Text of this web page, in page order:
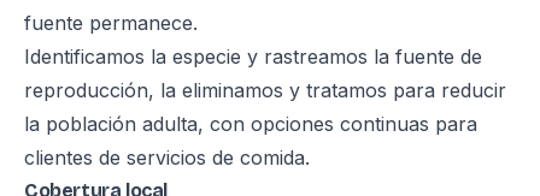
fuente permanece.
Identificamos la especie y rastreamos la fuente de
reproducción, la eliminamos y tratamos para reducir
la población adulta, con opciones continuas para
clientes de servicios de comida.
Cobertura local